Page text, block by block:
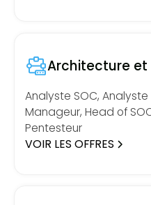
Architecture et
Analyste SOC, Analyste
Manageur, Head of
Pentesteur
VOIR LES OFFRES